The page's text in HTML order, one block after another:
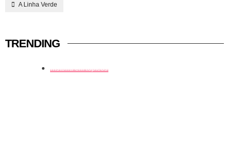
A Linha Verde
TRENDING
história em tópicos